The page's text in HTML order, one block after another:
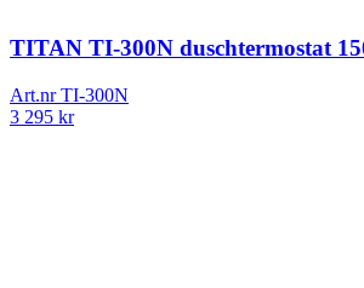
TITAN TI-300N duschtermostat
Art.nrTI-300N
3 295 kr